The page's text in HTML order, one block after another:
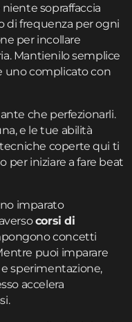
sopraffaccia
di frequenza per ogni
per incollare
Mantienilo semplice
uno complicato con
che perfezionarli.
e le tue abilità
coperte qui ti
per iniziare a fare beat
imparato
corsi di
concetti
puoi imparare
sperimentazione,
accelera